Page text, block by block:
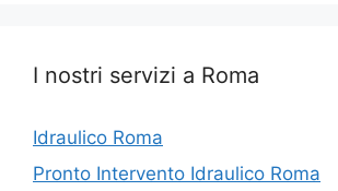
I nostri servizi a Roma
Idraulico Roma
Pronto Intervento Idraulico Roma